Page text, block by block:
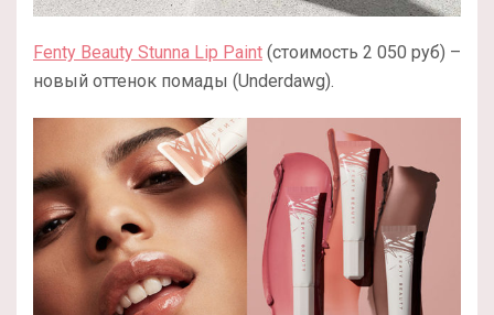
Fenty Beauty Stunna Lip Paint (стоимость 2 050 руб) –
новый оттенок помады (Underdawg).